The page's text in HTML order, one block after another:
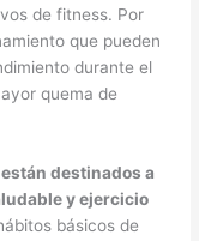
de fitness. Por
que pueden
durante el
quema de
destinados a
y ejercicio
básicos de